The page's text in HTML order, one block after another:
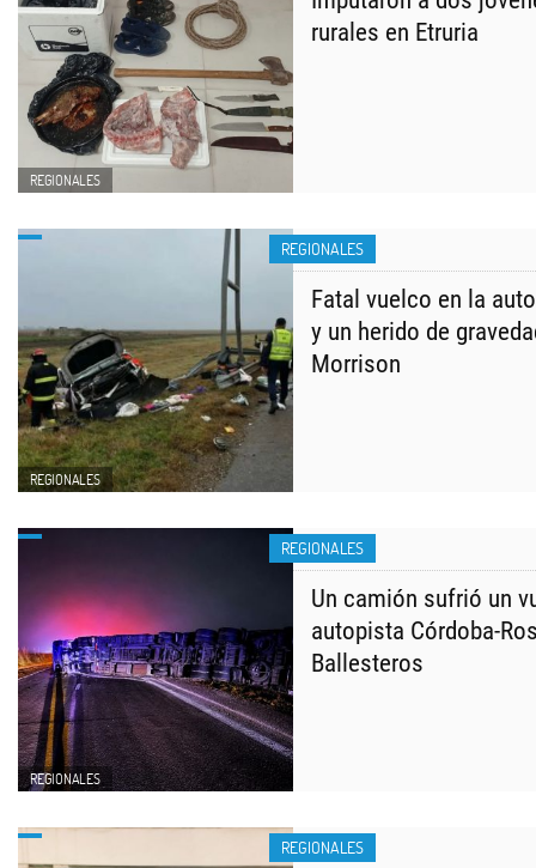
REGIONALES
rurales en Etruria
REGIONALES
REGIONALES
Fatal vuelco en la
y un herido de
Morrison
REGIONALES
REGIONALES
Un camión sufrió un
autopista Córdoba-
Ballesteros
REGIONALES